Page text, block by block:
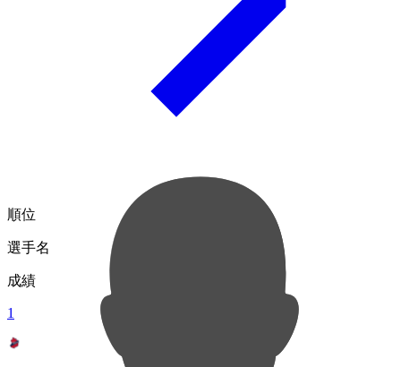
順位
選手名
成績
1